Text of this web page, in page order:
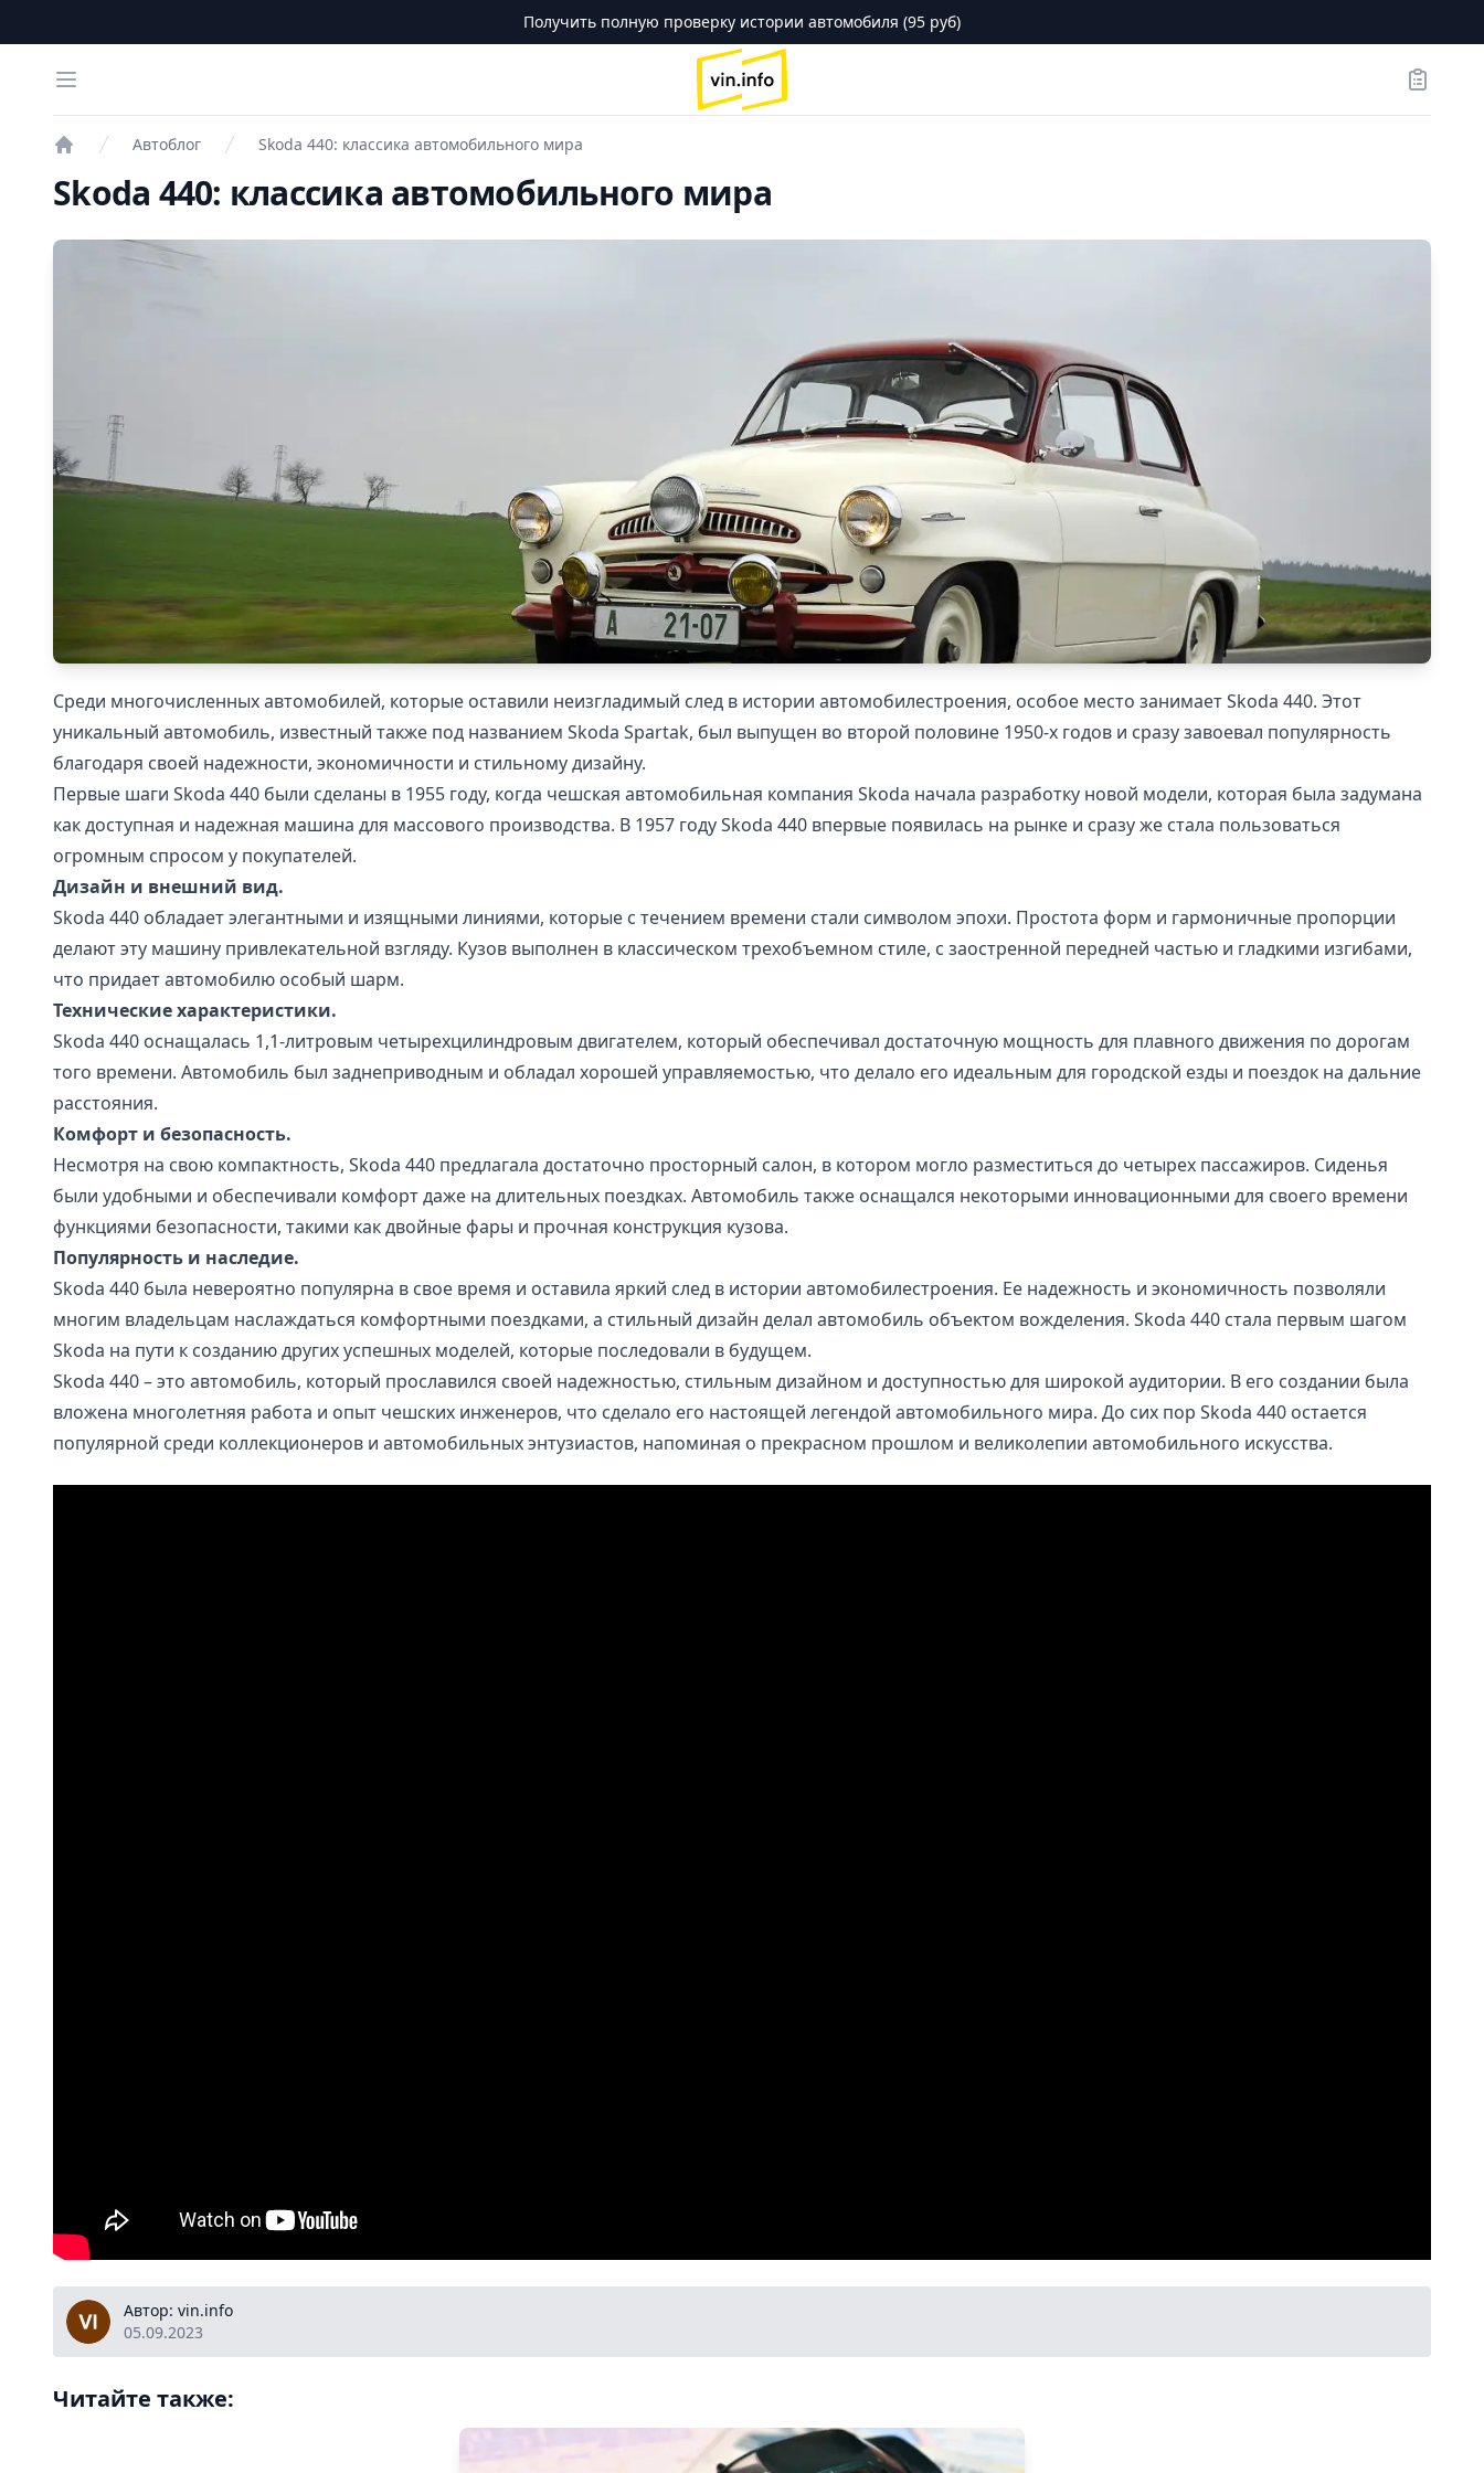
Получить полную проверку истории автомобиля (95 руб)
Open menu
logo
Заказы
Автоблог Skoda 440: классика автомобильного мира
Skoda 440: классика автомобильного мира
Среди многочисленных автомобилей, которые оставили неизгладимый след в истории автомобилестроения, особое место занимает Skoda 440. Этот
уникальный автомобиль, известный также под названием Skoda Spartak, был выпущен во второй половине 1950-х годов и сразу завоевал популярность
благодаря своей надежности, экономичности и стильному дизайну.
Первые шаги Skoda 440 были сделаны в 1955 году, когда чешская автомобильная компания Skoda начала разработку новой модели, которая была задумана
как доступная и надежная машина для массового производства. В 1957 году Skoda 440 впервые появилась на рынке и сразу же стала пользоваться
огромным спросом у покупателей.
Дизайн и внешний вид.
Skoda 440 обладает элегантными и изящными линиями, которые с течением времени стали символом эпохи. Простота форм и гармоничные пропорции
делают эту машину привлекательной взгляду. Кузов выполнен в классическом трехобъемном стиле, с заостренной передней частью и гладкими изгибами,
что придает автомобилю особый шарм.
Технические характеристики.
Skoda 440 оснащалась 1,1-литровым четырехцилиндровым двигателем, который обеспечивал достаточную мощность для плавного движения по дорогам
того времени. Автомобиль был заднеприводным и обладал хорошей управляемостью, что делало его идеальным для городской езды и поездок на дальние
расстояния.
Комфорт и безопасность.
Несмотря на свою компактность, Skoda 440 предлагала достаточно просторный салон, в котором могло разместиться до четырех пассажиров. Сиденья
были удобными и обеспечивали комфорт даже на длительных поездках. Автомобиль также оснащался некоторыми инновационными для своего времени
функциями безопасности, такими как двойные фары и прочная конструкция кузова.
Популярность и наследие.
Skoda 440 была невероятно популярна в свое время и оставила яркий след в истории автомобилестроения. Ее надежность и экономичность позволяли
многим владельцам наслаждаться комфортными поездками, а стильный дизайн делал автомобиль объектом вожделения. Skoda 440 стала первым шагом
Skoda на пути к созданию других успешных моделей, которые последовали в будущем.
Skoda 440 – это автомобиль, который прославился своей надежностью, стильным дизайном и доступностью для широкой аудитории. В его создании была
вложена многолетняя работа и опыт чешских инженеров, что сделало его настоящей легендой автомобильного мира. До сих пор Skoda 440 остается
популярной среди коллекционеров и автомобильных энтузиастов, напоминая о прекрасном прошлом и великолепии автомобильного искусства.
vin.infoАвтор: vin.info
05.09.2023
Читайте также: